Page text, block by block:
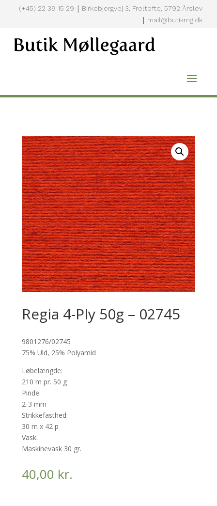
(+45) 22 39 15 29 | Birkebjergvej 3, Freltofte, 5792 Årslev
| mail@butikmg.dk
Regia 4-Ply 50g – 02745
9801276/02745
75% Uld, 25% Polyamid
Løbelængde:
210 m pr. 50 g
Pinde:
2-3 mm
Strikkefasthed:
30 m x 42 p
Vask:
Maskinevask 30 gr.
40,00 kr.